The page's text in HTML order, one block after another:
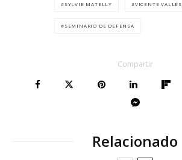
SYLVIE MATELLY VICENTE VALLÉS
SEMINARIO DE DEFENSA
Compartir
Relacionado